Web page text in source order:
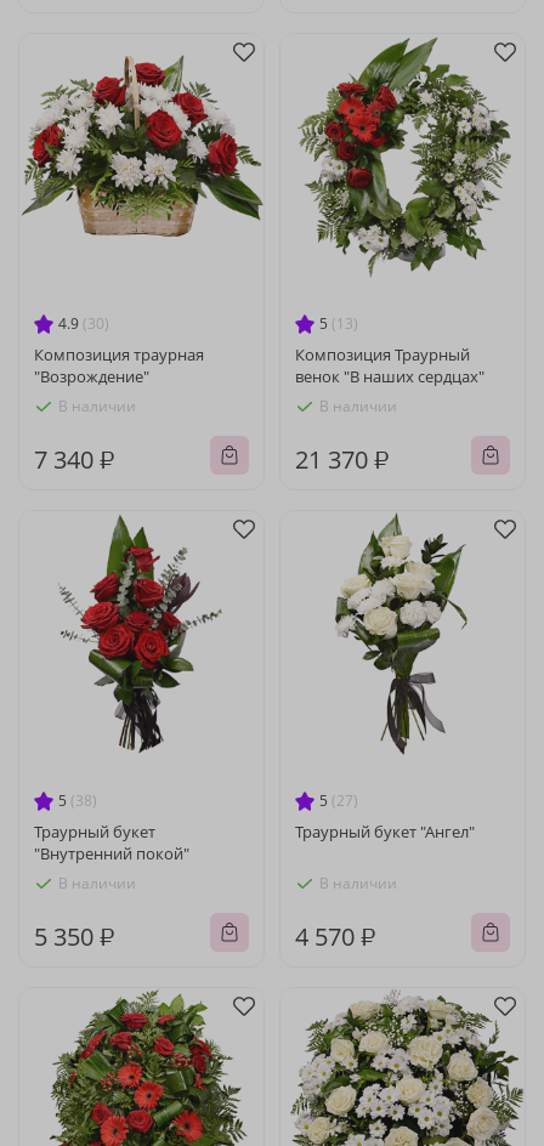
4.9 (30)
Композиция траурная
"Возрождение"
В наличии
7 340 ₽
5 (13)
Композиция Траурный
венок "В наших сердцах"
В наличии
21 370 ₽
5 (38)
Траурный букет
"Внутренний покой"
В наличии
5 350 ₽
5 (27)
Траурный букет "Ангел"
В наличии
4 570 ₽